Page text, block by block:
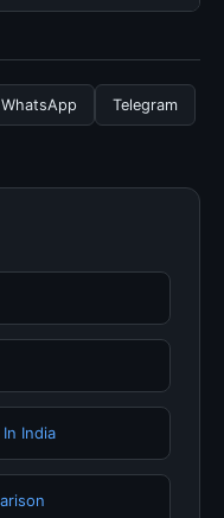
diperlukan untuk
memperbarui
terpercaya.
WhatsApp Telegram
India